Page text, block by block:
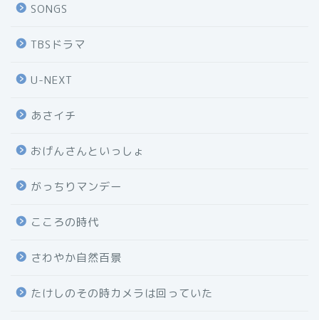
SONGS
TBSドラマ
U-NEXT
あさイチ
おげんさんといっしょ
がっちりマンデー
こころの時代
さわやか自然百景
たけしのその時カメラは回っていた